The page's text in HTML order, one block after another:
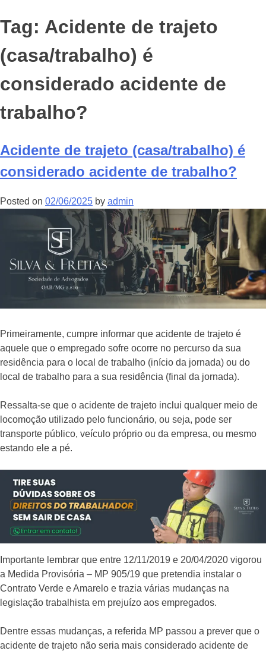
Tag: Acidente de trajeto
(casa/trabalho) é
considerado acidente de
trabalho?
Acidente de trajeto (casa/trabalho) é
considerado acidente de trabalho?
Posted on 02/06/2025 by admin
Primeiramente, cumpre informar que acidente de trajeto é
aquele que o empregado sofre ocorre no percurso da sua
residência para o local de trabalho (início da jornada) ou do
local de trabalho para a sua residência (final da jornada).
Ressalta-se que o acidente de trajeto inclui qualquer meio de
locomoção utilizado pelo funcionário, ou seja, pode ser
transporte público, veículo próprio ou da empresa, ou mesmo
estando ele a pé.
Importante lembrar que entre 12/11/2019 e 20/04/2020 vigorou
a Medida Provisória – MP 905/19 que pretendia instalar o
Contrato Verde e Amarelo e trazia várias mudanças na
legislação trabalhista em prejuízo aos empregados.
Dentre essas mudanças, a referida MP passou a prever que o
acidente de trajeto não seria mais considerado acidente de